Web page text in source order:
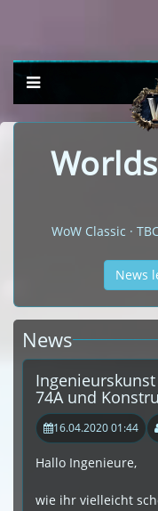
WoW Classic ·
News
News
74A und
16.04.2020 01:44
Hallo Ingenieure,
wie ihr vielleicht